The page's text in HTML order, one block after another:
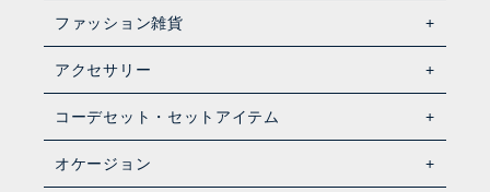
ファッション雑貨
アクセサリー
コーデセット・セットアイテム
オケージョン